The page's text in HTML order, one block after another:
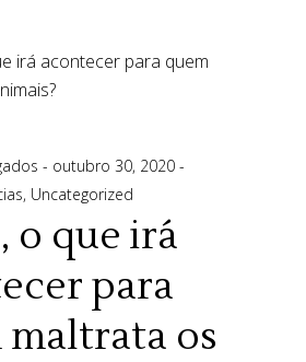
outubro 30, 2020
, Uncategorized
o que irá
para
maltrata os